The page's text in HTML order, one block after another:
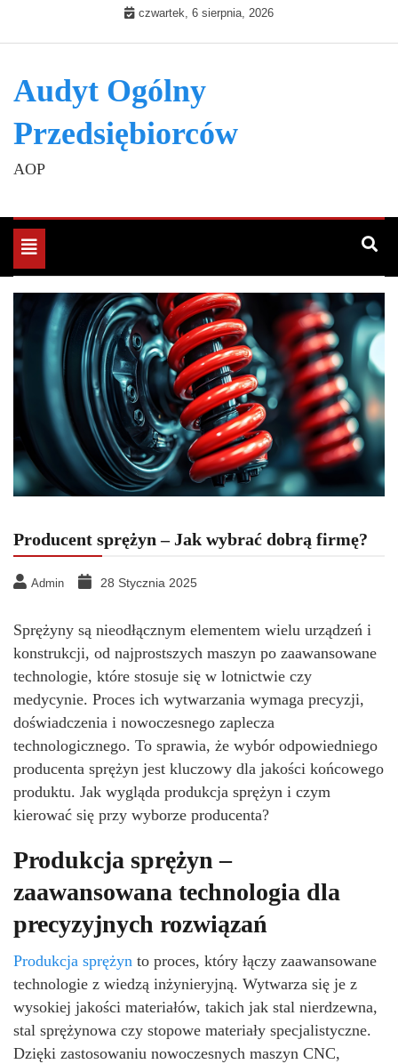
czwartek, 6 sierpnia, 2026
Audyt Ogólny
Przedsiębiorców
AOP
Toggle
navigation
Producent sprężyn – Jak wybrać dobrą firmę?
Admin 28 Stycznia 2025
Sprężyny są nieodłącznym elementem wielu urządzeń i
konstrukcji, od najprostszych maszyn po zaawansowane
technologie, które stosuje się w lotnictwie czy
medycynie. Proces ich wytwarzania wymaga precyzji,
doświadczenia i nowoczesnego zaplecza
technologicznego. To sprawia, że wybór odpowiedniego
producenta sprężyn jest kluczowy dla jakości końcowego
produktu. Jak wygląda produkcja sprężyn i czym
kierować się przy wyborze producenta?
Produkcja sprężyn –
zaawansowana technologia dla
precyzyjnych rozwiązań
Produkcja sprężyn to proces, który łączy zaawansowane
technologie z wiedzą inżynieryjną. Wytwarza się je z
wysokiej jakości materiałów, takich jak stal nierdzewna,
stal sprężynowa czy stopowe materiały specjalistyczne.
Dzięki zastosowaniu nowoczesnych maszyn CNC,